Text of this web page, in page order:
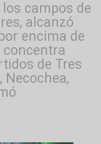
campos de
alcanzó
encima de
concentra
de Tres
Necochea,